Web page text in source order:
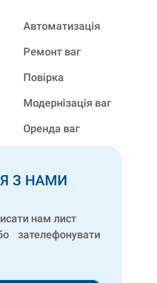
Автоматизація
Ремонт ваг
Повірка
Модернізація ваг
Оренда ваг
З НАМИ
нам лист
зателефонувати